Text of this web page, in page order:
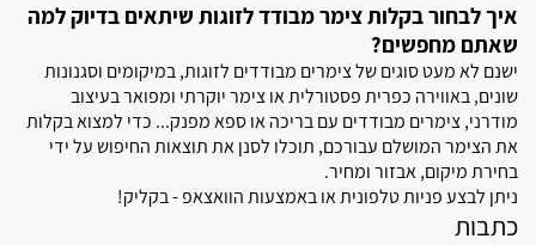
איך לבחור בקלות צימר מבודד לזוגות שיתאים בדיוק למה
שאתם מחפשים?
ישנם לא מעט סוגים של צימרים מבודדים לזוגות, במיקומים וסגנונות
שונים, באווירה כפרית פסטורלית או צימר יוקרתי ומפואר בעיצוב
מודרני, צימרים מבודדים עם בריכה או ספא מפנק... כדי למצוא בקלות
את הצימר המושלם עבורכם, תוכלו לסנן את תוצאות החיפוש על ידי
בחירת מיקום, אבזור ומחיר.
ניתן לבצע פניות טלפונית או באמצעות הוואצאפ - בקליק!
כתבות